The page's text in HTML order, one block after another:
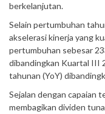
berkelanjutan.
Selain pertumbuhan
akselerasi kinerja yang
pertumbuhan sebesar
dibandingkan Kuartal III
tahunan (YoY)
Sejalan dengan capaian
membagikan dividen